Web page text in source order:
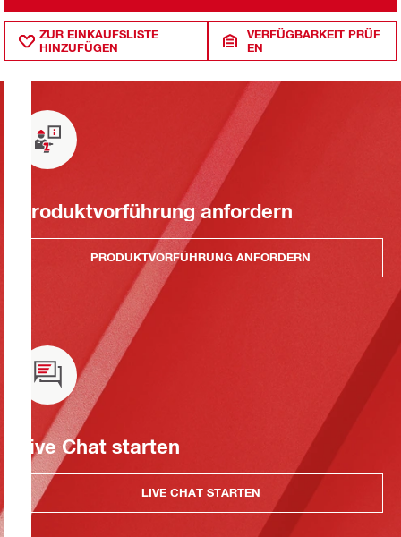
ZUR EINKAUFSLISTE
HINZUFÜGEN
VERFÜGBARKEIT PRÜF
EN
Produktvorführung anfordern
PRODUKTVORFÜHRUNG ANFORDERN
Live Chat starten
LIVE CHAT STARTEN